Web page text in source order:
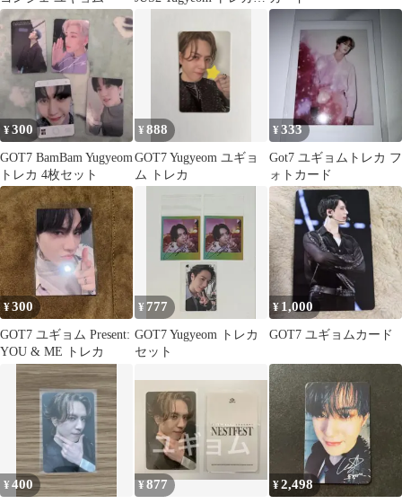
¥300
GOT7 BamBam Yugyeom
トレカ 4枚セット
¥888
GOT7 Yugyeom ユギョ
ム トレカ
¥333
Got7 ユギョムトレカ フ
ォトカード
¥300
GOT7 ユギョム Present:
YOU & ME トレカ
¥ 777
GOT7 Yugyeom トレカ
セット
¥ 1,000
GOT7 ユギョムカード
¥400 ¥877 ¥2,498